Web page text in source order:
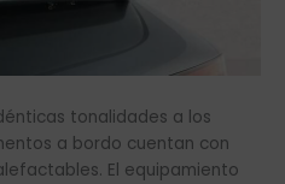
tonalidades a los
a bordo cuentan con
El equipamiento